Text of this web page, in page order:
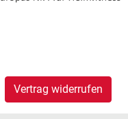
Vertrag widerrufen